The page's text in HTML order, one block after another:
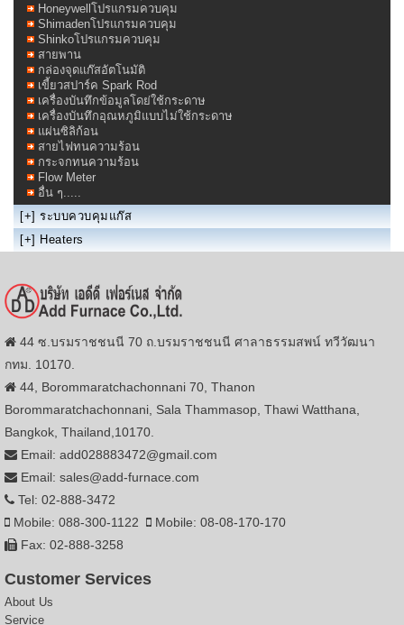
Honeywellโปรแกรมควบคุม
Shimadenโปรแกรมควบคุม
Shinkoโปรแกรมควบคุม
สายพาน
กล่องจุดแก๊สอัตโนมัติ
เขี้ยวสปาร์ค Spark Rod
เครื่องบันทึกข้อมูลโดย่ใช้กระดาษ
เครื่องบันทึกอุณหภูมิแบบไม่ใช้กระดาษ
แผ่นซิลิก้อน
สายไฟทนความร้อน
กระจกทนความร้อน
Flow Meter
อื่น ๆ.....
[+] ระบบควบคุมแก๊ส
[+] Heaters
44 ซ.บรมราชชนนี 70 ถ.บรมราชชนนี ศาลาธรรมสพน์ ทวีวัฒนา
กทม. 10170.
44, Borommaratchachonnani 70, Thanon
Borommaratchachonnani, Sala Thammasop, Thawi Watthana,
Bangkok, Thailand,10170.
Email: add028883472@gmail.com
Email: sales@add-furnace.com
Tel: 02-888-3472
Mobile: 088-300-1122
Mobile: 08-08-170-170
Fax: 02-888-3258
Customer Services
About Us
Service